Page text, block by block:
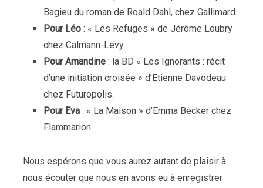
Bagieu du roman de Roald Dahl, chez Gallimard.
Pour Léo: « Les Refuges » de Jérôme Loubry
chez Calmann-Levy.
Pour Amandine: la BD « Les Ignorants : récit
d’une initiation croisée » d’Etienne Davodeau
chez Futuropolis.
Pour Eva: « La Maison » d’Emma Becker chez
Flammarion.
Nous espérons que vous aurez autant de plaisir à
nous écouter que nous en avons eu à enregistrer